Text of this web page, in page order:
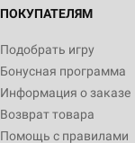
ПОКУПАТЕЛЯМ
Подобрать игру
Бонусная программа
Информация о заказе
Возврат товара
Помощь с правилами